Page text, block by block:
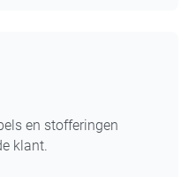
en stofferingen
klant.